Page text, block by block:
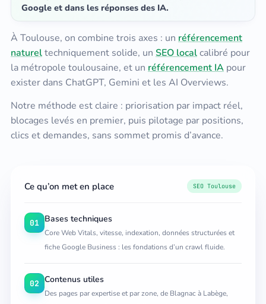
Google et dans les réponses des IA.
À Toulouse, on combine trois axes : un référencement
natureltechniquement solide, un SEO localcalibré pour
la métropole toulousaine, et un référencement IA pour
exister dans ChatGPT, Gemini et les AI Overviews.
Notre méthode est claire : priorisation par impact réel,
blocages levés en premier, puis pilotage par positions,
clics et demandes, sans sommet promis d’avance.
Ce qu’on met en place SEO Toulouse
01 Bases techniques
Core Web Vitals, vitesse, indexation, données structurées et
fiche Google Business : les fondations d’un crawl fluide.
02 Contenus utiles
Des pages par expertise et par zone, de Blagnac à Labège,